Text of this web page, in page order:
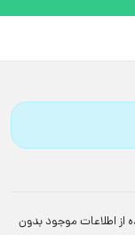
از اطلاعات موجود بدون